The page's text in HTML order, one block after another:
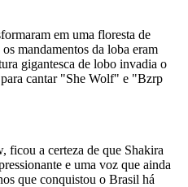
em uma floresta de
mandamentos da loba eram
gigantesca de lobo invadia o
cantar "She Wolf" e "Bzrp
ficou a certeza de que Shakira
e uma voz que ainda
que conquistou o Brasil há